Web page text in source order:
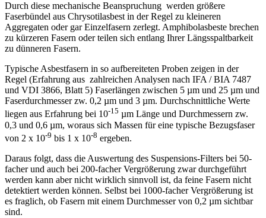
Durch diese mechanische Beanspruchung werden größere
Faserbündel aus Chrysotilasbest in der Regel zu kleineren
Aggregaten oder gar Einzelfasern zerlegt. Amphibolasbeste brechen
zu kürzeren Fasern oder teilen sich entlang Ihrer Längsspaltbarkeit
zu dünneren Fasern.
Typische Asbestfasern in so aufbereiteten Proben zeigen in der
Regel (Erfahrung aus zahlreichen Analysen nach IFA / BIA 7487
und VDI 3866, Blatt 5) Faserlängen zwischen 5 µm und 25 µm und
Faserdurchmesser zw. 0,2 µm und 3 µm. Durchschnittliche Werte
liegen aus Erfahrung bei 10-15 µm Länge und Durchmessern zw.
0,3 und 0,6 µm, woraus sich Massen für eine typische Bezugsfaser
von 2 x 10-9 bis 1 x 10-8 ergeben.
Daraus folgt, dass die Auswertung des Suspensions-Filters bei 50-
facher und auch bei 200-facher Vergrößerung zwar durchgeführt
werden kann aber nicht wirklich sinnvoll ist, da feine Fasern nicht
detektiert werden können. Selbst bei 1000-facher Vergrößerung ist
es fraglich, ob Fasern mit einem Durchmesser von 0,2 µm sichtbar
sind.